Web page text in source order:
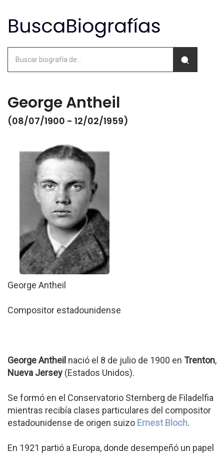
George Antheil
(08/07/1900 - 12/02/1959)
George Antheil
Compositor estadounidense
George Antheil nació el 8 de julio de 1900 en Trenton,
Nueva Jersey (Estados Unidos).
Se formó en el Conservatorio Sternberg de Filadelfia
mientras recibía clases particulares del compositor
estadounidense de origen suizo Ernest Bloch.
En 1921 partió a Europa, donde desempeñó un papel